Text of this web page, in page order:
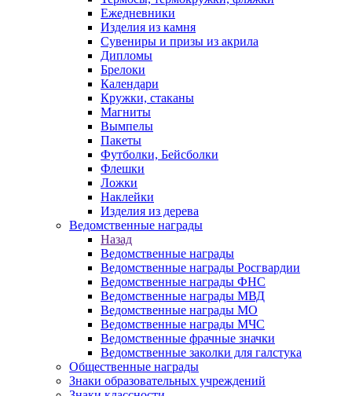
Ежедневники
Изделия из камня
Сувениры и призы из акрила
Дипломы
Брелоки
Календари
Кружки, стаканы
Магниты
Вымпелы
Пакеты
Футболки, Бейсболки
Флешки
Ложки
Наклейки
Изделия из дерева
Ведомственные награды
Назад
Ведомственные награды
Ведомственные награды Росгвардии
Ведомственные награды ФНС
Ведомственные награды МВД
Ведомственные награды МО
Ведомственные награды МЧС
Ведомственные фрачные значки
Ведомственные заколки для галстука
Общественные награды
Знаки образовательных учреждений